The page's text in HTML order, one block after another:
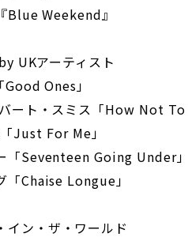
Blue Weekend』
UKアーティスト
Ones」
ート・スミス「How Not To
Just For Me」
「Seventeen Going Under」
「Chaise Longue」
ン・ザ・ワールド